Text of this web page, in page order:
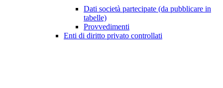
Dati società partecipate (da pubblicare in
tabelle)
Provvedimenti
Enti di diritto privato controllati